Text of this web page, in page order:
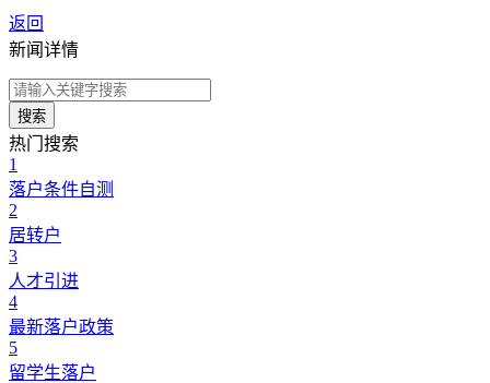
返回
新闻详情
搜索
热门搜索
1
落户条件自测
2
居转户
3
人才引进
4
最新落户政策
5
留学生落户